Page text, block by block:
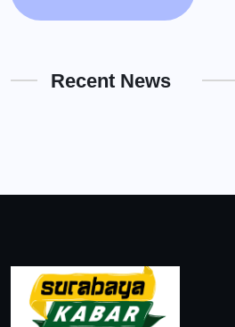
Recent News